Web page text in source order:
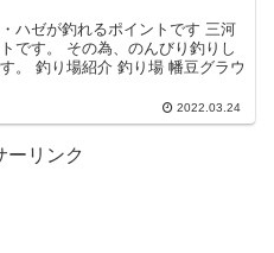
ハゼが釣れるポイントです 三河
です。 その為、のんびり釣りし
。 釣り場紹介 釣り場 幡豆グラウ
2022.03.24
ーリンク